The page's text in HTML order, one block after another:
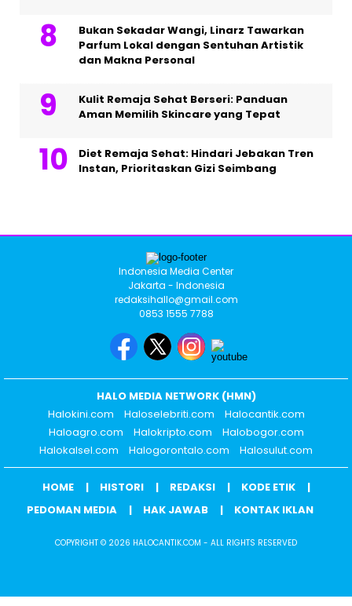
Bukan Sekadar Wangi, Linarz Tawarkan
Parfum Lokal dengan Sentuhan Artistik
dan Makna Personal
Kulit Remaja Sehat Berseri: Panduan
Aman Memilih Skincare yang Tepat
Diet Remaja Sehat: Hindari Jebakan Tren
Instan, Prioritaskan Gizi Seimbang
Indonesia Media Center
Jakarta - Indonesia
redaksihallo@gmail.com
0853 1555 7788
HALO MEDIA NETWORK (HMN)
Halokini.com
Haloselebriti.com
Halocantik.com
Haloagro.com
Halokripto.com
Halobogor.com
Halokalsel.com
Halogorontalo.com Halosulut.com
HOME HISTORI REDAKSI
KODE ETIK
PEDOMAN MEDIA
HAK JAWAB KONTAK IKLAN
COPYRIGHT © 2026 HALOCANTIK.COM - ALL RIGHTS RESERVED